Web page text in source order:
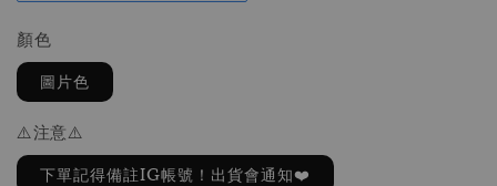
顏色
圖片色
⚠️注意⚠️
下單記得備註IG帳號！出貨會通知❤️